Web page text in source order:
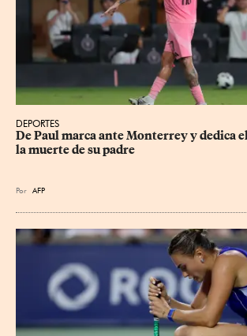
DEPORTES
De Paul marca ante Monterrey y dedica
la muerte de su padre
Por AFP